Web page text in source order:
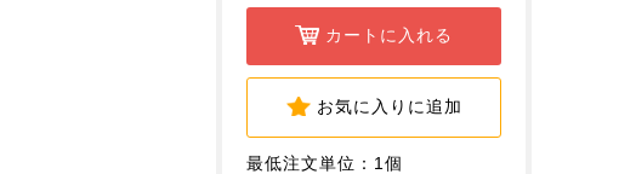
カートに入れる
お気に入りに追加
最低注文単位：1個